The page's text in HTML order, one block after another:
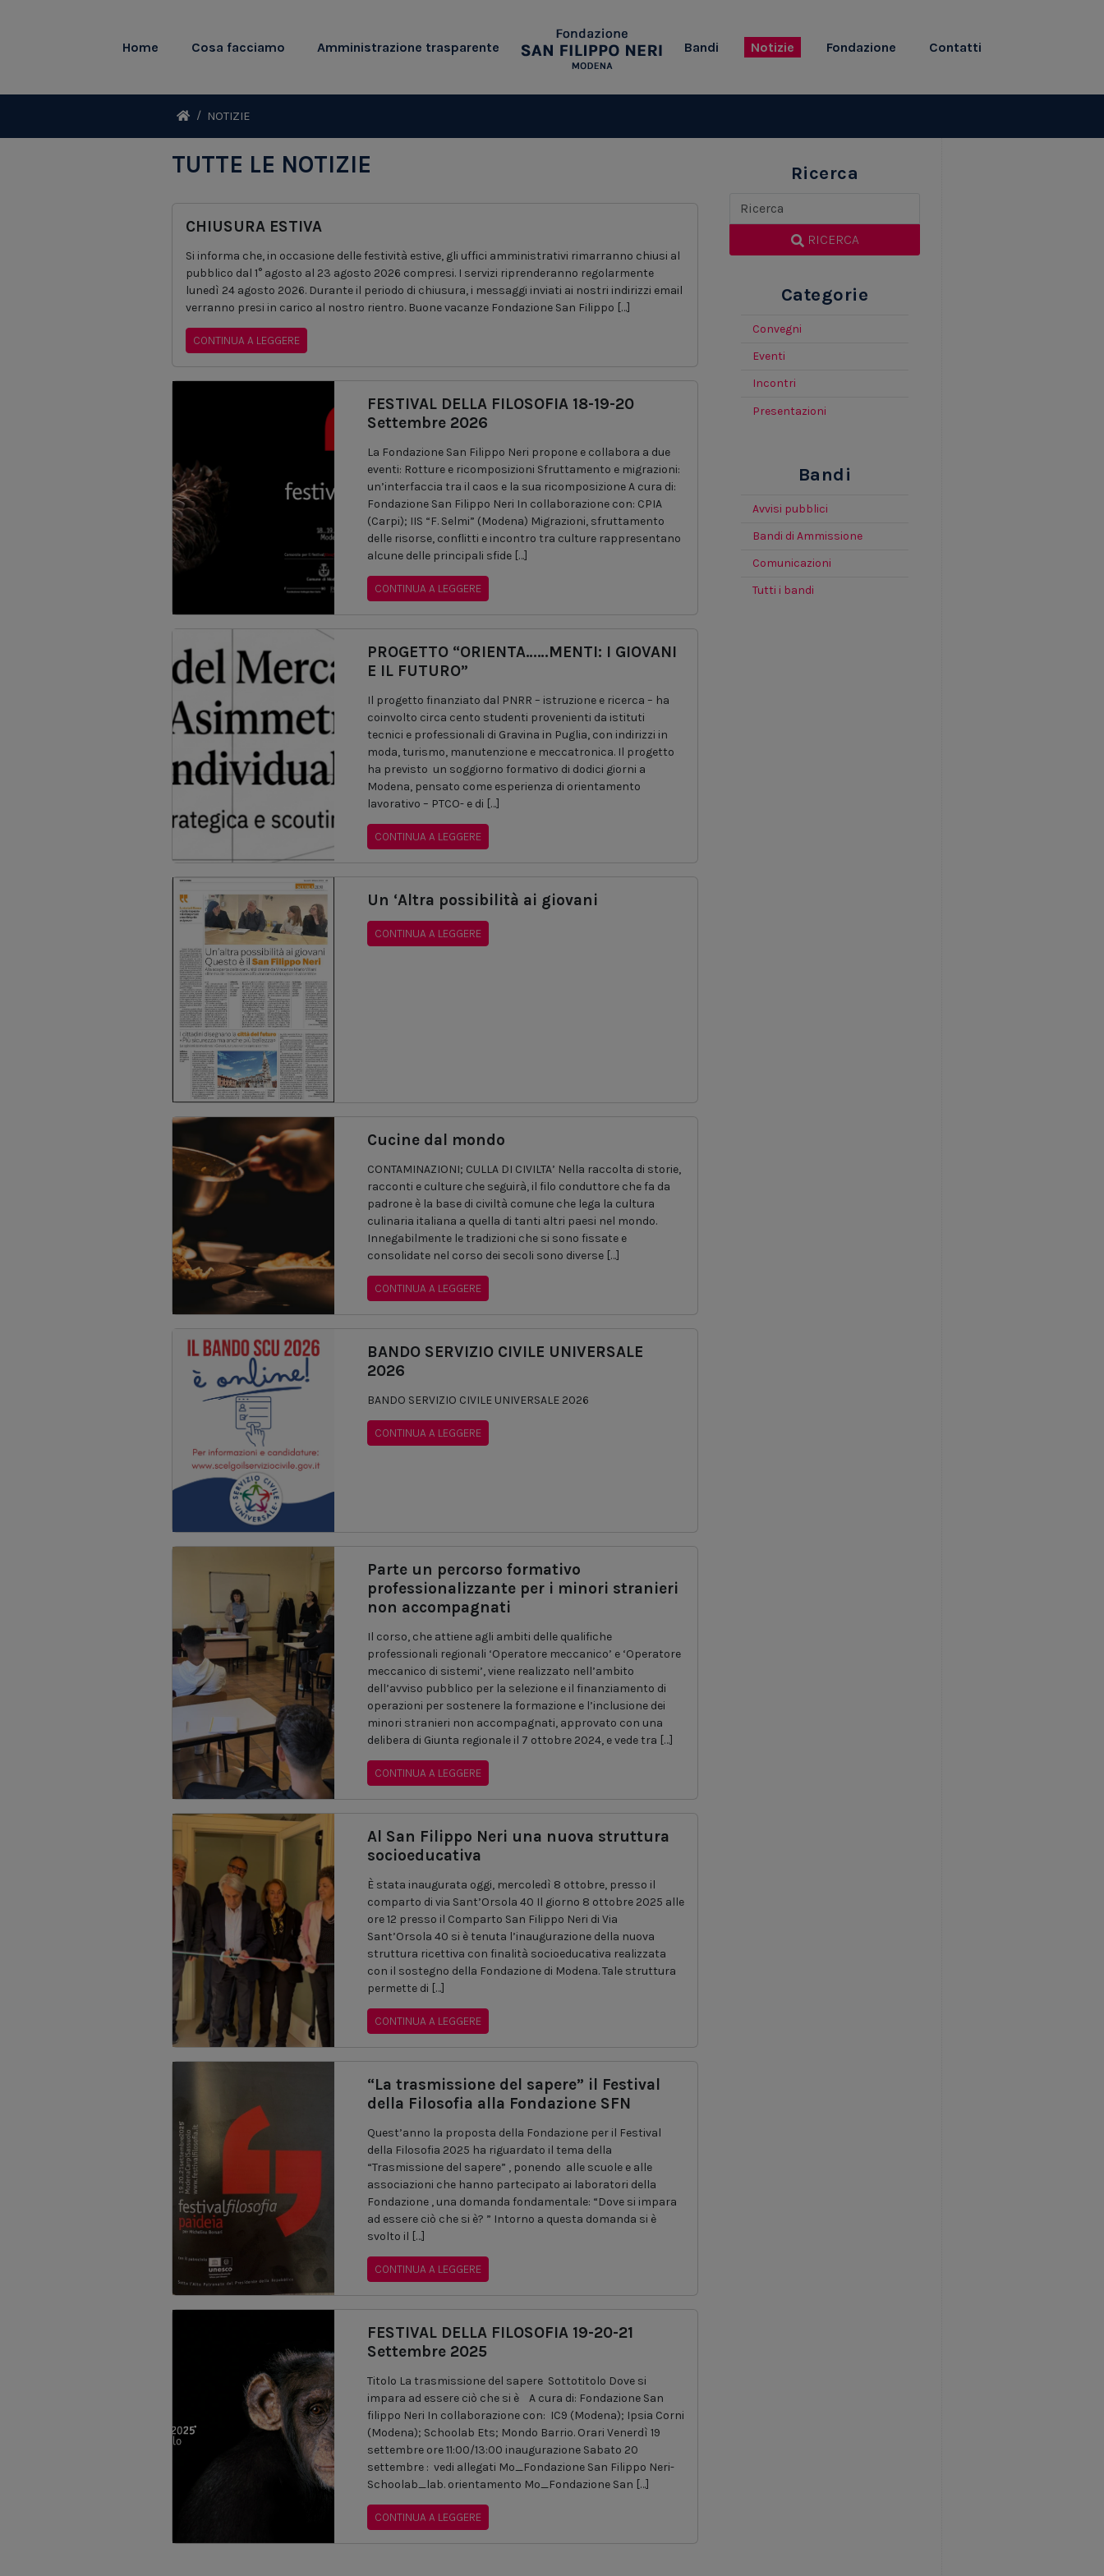
Home Cosa facciamo Amministrazione trasparente Bandi Notizie Fondazione Contatti
NOTIZIE
TUTTE LE NOTIZIE
CHIUSURA ESTIVA
Si informa che, in occasione delle festività estive, gli uffici amministrativi rimarranno chiusi al
pubblico dal 1° agosto al 23 agosto 2026 compresi. I servizi riprenderanno regolarmente
lunedì 24 agosto 2026. Durante il periodo di chiusura, i messaggi inviati ai nostri indirizzi email
verranno presi in carico al nostro rientro. Buone vacanze Fondazione San Filippo […]
CONTINUA A LEGGERE
FESTIVAL DELLA FILOSOFIA 18-19-20
Settembre 2026
La Fondazione San Filippo Neri propone e collabora a due
eventi: Rotture e ricomposizioni Sfruttamento e migrazioni:
un’interfaccia tra il caos e la sua ricomposizione A cura di:
Fondazione San Filippo Neri In collaborazione con: CPIA
(Carpi); IIS “F. Selmi” (Modena) Migrazioni, sfruttamento
delle risorse, conflitti e incontro tra culture rappresentano
alcune delle principali sfide […]
CONTINUA A LEGGERE
PROGETTO “ORIENTA……MENTI: I GIOVANI
E IL FUTURO”
Il progetto finanziato dal PNRR – istruzione e ricerca – ha
coinvolto circa cento studenti provenienti da istituti
tecnici e professionali di Gravina in Puglia, con indirizzi in
moda, turismo, manutenzione e meccatronica. Il progetto
ha previsto un soggiorno formativo di dodici giorni a
Modena, pensato come esperienza di orientamento
lavorativo – PTCO- e di […]
CONTINUA A LEGGERE
Un ‘Altra possibilità ai giovani
CONTINUA A LEGGERE
Cucine dal mondo
CONTAMINAZIONI; CULLA DI CIVILTA’ Nella raccolta di storie,
racconti e culture che seguirà, il filo conduttore che fa da
padrone è la base di civiltà comune che lega la cultura
culinaria italiana a quella di tanti altri paesi nel mondo.
Innegabilmente le tradizioni che si sono fissate e
consolidate nel corso dei secoli sono diverse […]
CONTINUA A LEGGERE
BANDO SERVIZIO CIVILE UNIVERSALE
2026
BANDO SERVIZIO CIVILE UNIVERSALE 2026
CONTINUA A LEGGERE
Parte un percorso formativo
professionalizzante per i minori stranieri
non accompagnati
Il corso, che attiene agli ambiti delle qualifiche
professionali regionali ‘Operatore meccanico’ e ‘Operatore
meccanico di sistemi’, viene realizzato nell’ambito
dell’avviso pubblico per la selezione e il finanziamento di
operazioni per sostenere la formazione e l’inclusione dei
minori stranieri non accompagnati, approvato con una
delibera di Giunta regionale il 7 ottobre 2024, e vede tra […]
CONTINUA A LEGGERE
Al San Filippo Neri una nuova struttura
socioeducativa
È stata inaugurata oggi, mercoledì 8 ottobre, presso il
comparto di via Sant’Orsola 40 Il giorno 8 ottobre 2025 alle
ore 12 presso il Comparto San Filippo Neri di Via
Sant’Orsola 40 si è tenuta l’inaugurazione della nuova
struttura ricettiva con finalità socioeducativa realizzata
con il sostegno della Fondazione di Modena. Tale struttura
permette di […]
CONTINUA A LEGGERE
“La trasmissione del sapere” il Festival
della Filosofia alla Fondazione SFN
Quest’anno la proposta della Fondazione per il Festival
della Filosofia 2025 ha riguardato il tema della
“Trasmissione del sapere” , ponendo alle scuole e alle
associazioni che hanno partecipato ai laboratori della
Fondazione , una domanda fondamentale: “Dove si impara
ad essere ciò che si è? ” Intorno a questa domanda si è
svolto il […]
CONTINUA A LEGGERE
FESTIVAL DELLA FILOSOFIA 19-20-21
Settembre 2025
Titolo La trasmissione del sapere Sottotitolo Dove si
impara ad essere ciò che si è A cura di: Fondazione San
filippo Neri In collaborazione con: IC9 (Modena); Ipsia Corni
(Modena); Schoolab Ets; Mondo Barrio. Orari Venerdì 19
settembre ore 11:00/13:00 inaugurazione Sabato 20
settembre : vedi allegati Mo_Fondazione San Filippo Neri-
Schoolab_lab. orientamento Mo_Fondazione San […]
CONTINUA A LEGGERE
Ricerca
RICERCA
Categorie
Convegni
Eventi
Incontri
Presentazioni
Bandi
Avvisi pubblici
Bandi di Ammissione
Comunicazioni
Tutti i bandi